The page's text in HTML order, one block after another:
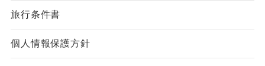
旅行条件書
個人情報保護方針